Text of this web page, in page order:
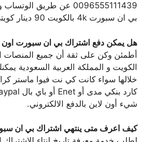
0096555111439 عن طريق
بي ان سبورت 4k بالكويت 90 دينار كويتي .
هل يمكن دفع اشتراك بي ان سبورت اون
أطمئن وكن على ثقة أن جميع المنصات
الكويت و المملكة العربية السعودية
خلالها سواء كانت كي نت فيوا ماستر
شيء أون لاين بالدفع الالكتروني.
كيف اعرف متى ينتهي اشتراك بي ان